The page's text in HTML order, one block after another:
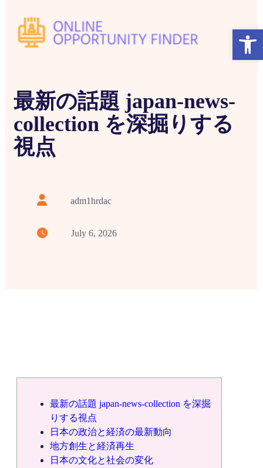
最新の話題 japan-news-
collection を深掘りする
視点
adm1hrdac
July 6, 2026
最新の話題 japan-news-collection を深掘
りする視点
日本の政治と経済の最新動向
地方創生と経済再生
日本の文化と社会の変化